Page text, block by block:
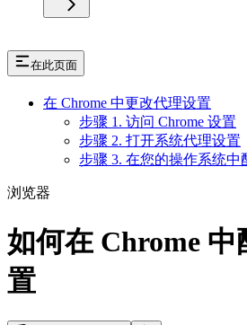
在此页面
在 Chrome 中更改代理设置
步骤 1. 访问 Chrome 设置
步骤 2. 打开系统代理设置
步骤 3. 在您的操作系统中
浏览器
如何在 Chrome 中
置